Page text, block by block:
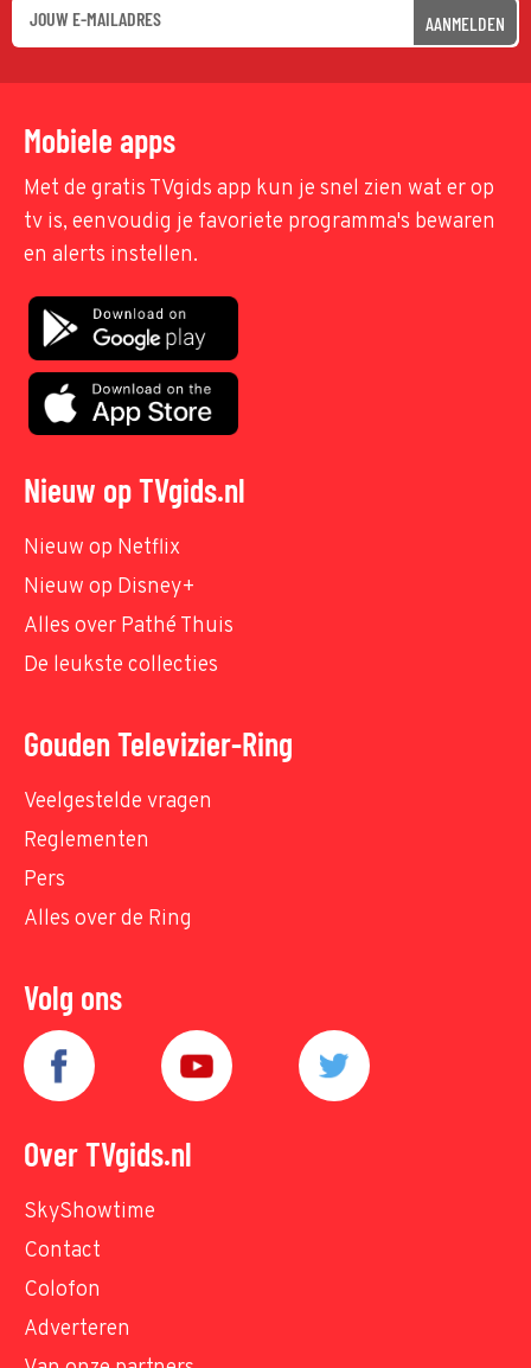
AANMELDEN
Mobiele apps
Met de gratis TVgids app kun je snel zien wat er op
tv is, eenvoudig je favoriete programma's bewaren
en alerts instellen.
Nieuw op TVgids.nl
Nieuw op Netflix
Nieuw op Disney+
Alles over Pathé Thuis
De leukste collecties
Gouden Televizier-Ring
Veelgestelde vragen
Reglementen
Pers
Alles over de Ring
Volg ons
Over TVgids.nl
SkyShowtime
Contact
Colofon
Adverteren